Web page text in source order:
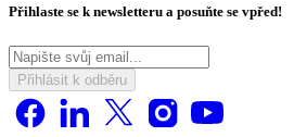
Přihlaste se k newsletteru a posuňte se vpřed!
Přihlásit k odběru